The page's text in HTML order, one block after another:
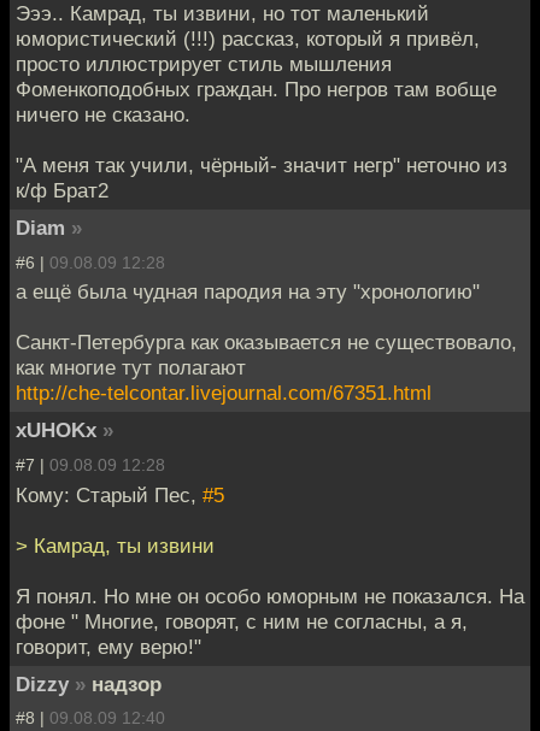
Эээ.. Камрад, ты извини, но тот маленький
юмористический (!!!) рассказ, который я привёл,
просто иллюстрирует стиль мышления
Фоменкоподобных граждан. Про негров там вобще
ничего не сказано.
"А меня так учили, чёрный- значит негр" неточно из
к/ф Брат2
Diam »
#6 | 09.08.09 12:28
а ещё была чудная пародия на эту "хронологию"
Санкт-Петербурга как оказывается не существовало,
как многие тут полагают
http://che-telcontar.livejournal.com/67351.html
xUHOKx »
#7 | 09.08.09 12:28
Кому: Старый Пес, #5
> Камрад, ты извини
Я понял. Но мне он особо юморным не показался. На
фоне " Многие, говорят, с ним не согласны, а я,
говорит, ему верю!"
Dizzy » надзор
#8 | 09.08.09 12:40